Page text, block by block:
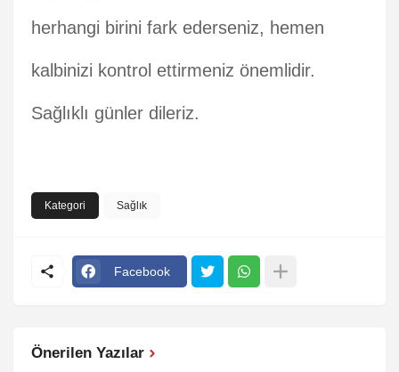
herhangi birini fark ederseniz, hemen
kalbinizi kontrol ettirmeniz önemlidir.
Sağlıklı günler dileriz.
Kategori Sağlık
Facebook
Önerilen Yazılar